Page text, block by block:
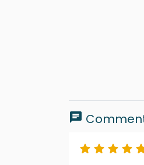
chat
   